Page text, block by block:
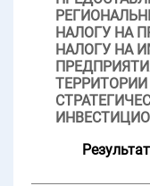
НАЛОГУ НА
НАЛОГУ НА